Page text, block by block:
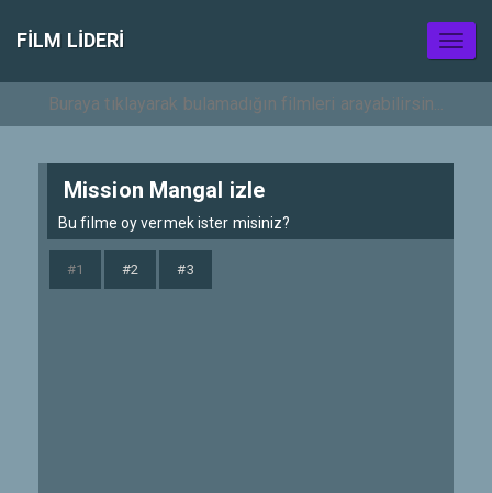
FILM LIDERI
Mission Mangal izle
Bu filme oy vermek ister misiniz?
#1 #2 #3